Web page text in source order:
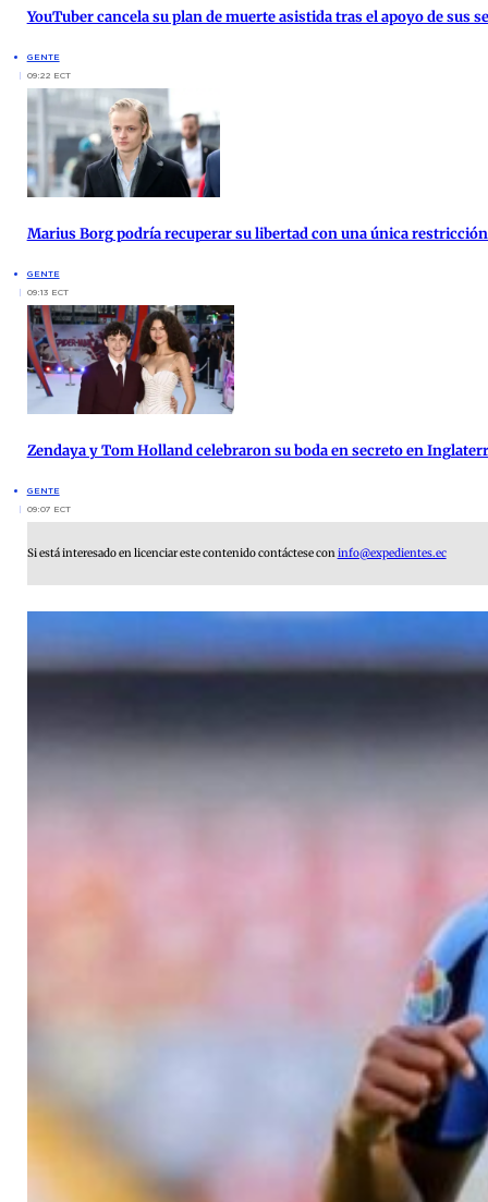
YouTuber cancela su plan de muerte asistida tras el apoyo de sus
GENTE
09:22 ECT
Marius Borg podría recuperar su libertad con una única
GENTE
09:13 ECT
Zendaya y Tom Holland celebraron su boda en secreto en
GENTE
09:07 ECT
Si está interesado en licenciar este contenido contáctese coninfo@expedientes.ec